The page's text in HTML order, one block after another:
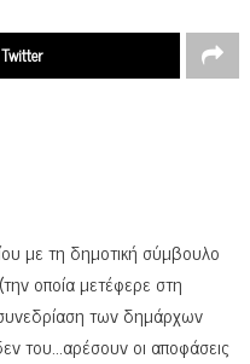
με τη δημοτική σύμβουλο
οποία μετέφερε στη
των δημάρχων
του…αρέσουν οι αποφάσεις